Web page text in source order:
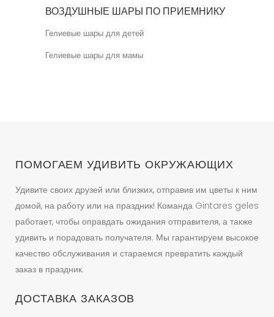
ВОЗДУШНЫЕ ШАРЫ ПО ПРИЕМНИКУ
Гелиевые шары для детей
Гелиевые шары для мамы
ПОМОГАЕМ УДИВИТЬ ОКРУЖАЮЩИХ
Удивите своих друзей или близких, отправив им цветы к ним
домой, на работу или на праздник! Команда Gintares geles
работает, чтобы оправдать ожидания отправителя, а также
удивить и порадовать получателя. Мы гарантируем высокое
качество обслуживания и стараемся превратить каждый
заказ в праздник.
ДОСТАВКА ЗАКАЗОВ